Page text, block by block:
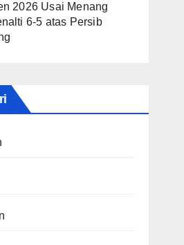
2026 Usai Menang
6-5 atas Persib